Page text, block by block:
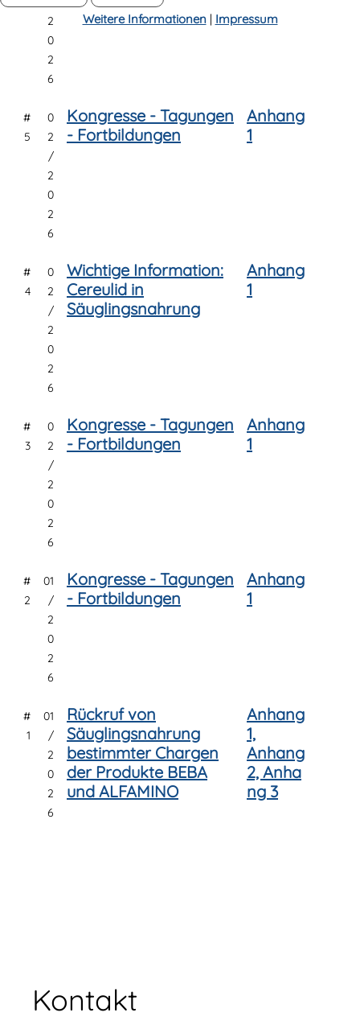
2
0
2
6
#
5
0
2
/
2
0
2
6
Kongresse - Tagungen
- Fortbildungen
Anhang
1
#
4
0
2
/
2
0
2
6
Wichtige Information:
Cereulid in
Säuglingsnahrung
Anhang
1
#
3
0
2
/
2
0
2
6
Kongresse - Tagungen
- Fortbildungen
Anhang
1
#
2
01
/
2
0
2
6
Kongresse - Tagungen
- Fortbildungen
Anhang
1
#
1
01
/
2
0
2
6
Rückruf von
Säuglingsnahrung
bestimmter Chargen
der Produkte BEBA
und ALFAMINO
Anhang
1,
Anhang
2, Anha
ng 3
Kontakt
Weitere Informationen| Impressum